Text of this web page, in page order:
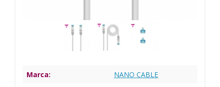
Marca:
NANO CABLE